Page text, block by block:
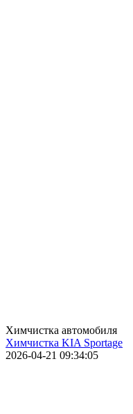
Химчистка автомобиля
Химчистка KIA Sportage
2026-04-21 09:34:05